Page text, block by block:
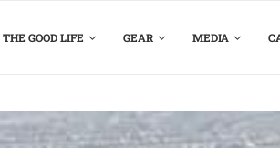
THE GOOD LIFE GEAR MEDIA